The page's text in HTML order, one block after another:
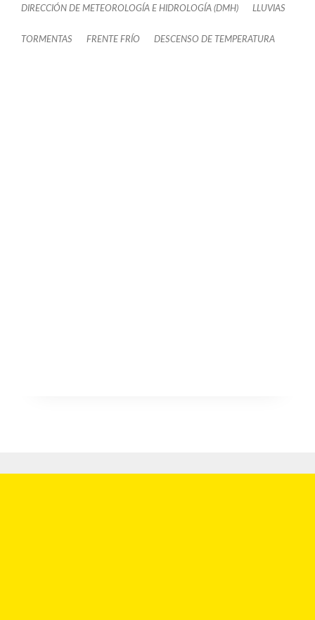
DIRECCIÓN DE METEOROLOGÍA E HIDROLOGÍA (DMH) LLUVIAS
TORMENTAS FRENTE FRÍO DESCENSO DE TEMPERATURA